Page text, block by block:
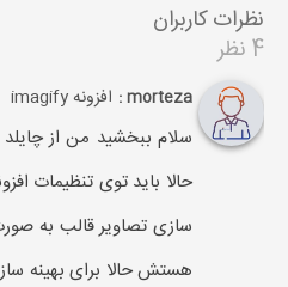
نظرات کاربران
4 نظر
morteza : افزونه imagify
سلام ببخشید من از چایلد
سازی تصاویر قالب به
هستش حالا برای بهینه